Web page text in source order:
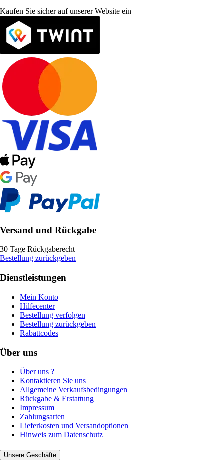
Kaufen Sie sicher auf unserer Website ein
Versand und Rückgabe
30 Tage Rückgaberecht
Bestellung zurückgeben
Dienstleistungen
Mein Konto
Hilfecenter
Bestellung verfolgen
Bestellung zurückgeben
Rabattcodes
Über uns
Über uns ?
Kontaktieren Sie uns
Allgemeine Verkaufsbedingungen
Rückgabe & Erstattung
Impressum
Zahlungsarten
Lieferkosten und Versandoptionen
Hinweis zum Datenschutz
Unsere Geschäfte